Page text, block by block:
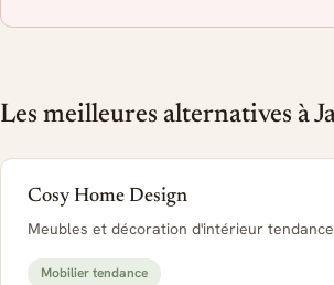
Les meilleures alternatives à
Cosy Home Design
Meubles et décoration d'intérieur tendance
Mobilier tendance